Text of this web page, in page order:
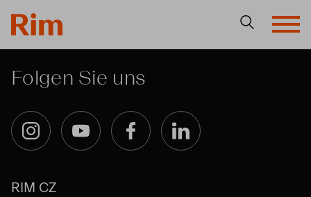
Folgen Sie uns
InstagramYouTube FacebookLinkedIn
RIM CZ